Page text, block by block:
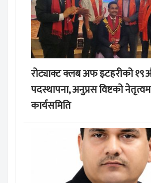
रोट्याक्ट क्लब अफ इटहरीको
पदस्थापना, अनुप्रस विष्टको
कार्यसमिति